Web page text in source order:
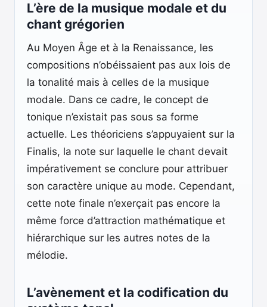
L’ère de la musique modale et du
chant grégorien
Au Moyen Âge et à la Renaissance, les
compositions n’obéissaient pas aux lois de
la tonalité mais à celles de la musique
modale. Dans ce cadre, le concept de
tonique n’existait pas sous sa forme
actuelle. Les théoriciens s’appuyaient sur la
Finalis, la note sur laquelle le chant devait
impérativement se conclure pour attribuer
son caractère unique au mode. Cependant,
cette note finale n’exerçait pas encore la
même force d’attraction mathématique et
hiérarchique sur les autres notes de la
mélodie.
L’avènement et la codification du